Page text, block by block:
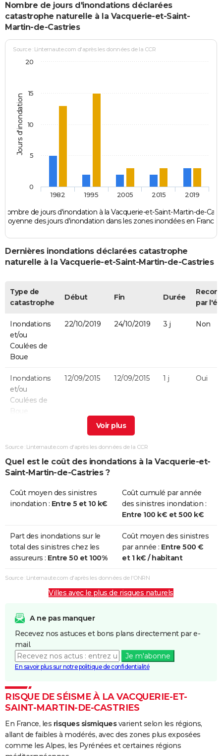
Nombre de jours d'inondations déclarées
catastrophe naturelle à la Vacquerie-et-Saint-
Martin-de-Castries
Jours d'inondation
Source : Linternaute.com d'après les données de la CCR
Nombre de jours d'inondation à la Vacquerie-et-Saint-Martin-de-
Moyenne des jours d'inondation dans les zones inondées en France
1982 1995 2005 2015 2019
0
5
10
15
20
Dernières inondations déclarées catastrophe
naturelle à la Vacquerie-et-Saint-Martin-de-Castries
Type de
catastrophe
Début Fin Durée
par
Inondations
et/ou
Coulées de
Boue
22/10/2019 24/10/2019 3 j Non
Inondations
et/ou
Coulées de
Boue
12/09/2015 12/09/2015 1 j Oui
et/ou
Boue
23/08/2015 23/08/2015
et/ou
Coulées de
Inondations
et/ou
Coulées de
Boue
17/09/1995 18/09/1995 2 j Oui
Inondations
Coulées de
06/11/1982 10/11/1982 5 j
Source : Linternaute.com d'après les données de la CCR
Quel est le coût des inondations à la Vacquerie-et-
Saint-Martin-de-Castries ?
Coût moyen des sinistres
inondation : Entre 5 et 10 k€
Coût cumulé par année
des sinistres inondation :
Entre 100 k€ et 500 k€
Part des inondations sur le
total des sinistres chez les
assureurs : Entre 50 et 100%
Coût moyen des sinistres
par année : Entre 500 €
et 1 k€ / habitant
Source : Linternaute.com d'après les données de l'ONRN
Villes avec le plus de risques naturels
A ne pas manquer
Recevez nos astuces et bons plans directement par e-
mail.
Je m'abonne
En savoir plus sur notre politique de confidentialité
RISQUE DE SÉISME À LA VACQUERIE-ET-
SAINT-MARTIN-DE-CASTRIES
En France, les risques sismiquesvarient selon les régions,
allant de faibles à modérés, avec des zones plus exposées
comme les Alpes, les Pyrénées et certaines régions